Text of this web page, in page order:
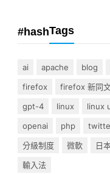
#hashTags
ai apache blog
firefox
firefox 新同
gpt-4
linux linux
openai
php
分級制度
微軟 日
輸入法